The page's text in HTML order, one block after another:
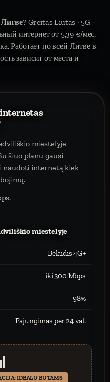
? Greitas Liūtas · 5G
интернет от 5,39 €/мес.
Работает по всей Литве в
зависит от места и
miestelyje
šiuo planu gausi
naudoti internetą kiek
miestelyje
Belaidis 4G+
iki 300 Mbps
98%
Pajungimas per 24 val.
IDEALU BUTAMS